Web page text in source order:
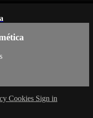
Cookies Sign in